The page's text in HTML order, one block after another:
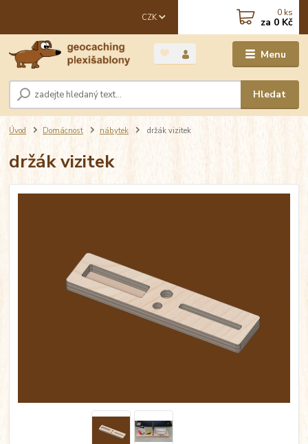
Menu
CZK
Hledat
0 ks
za 0 Kč
Úvod Domácnost nábytek držák vizitek
držák vizitek